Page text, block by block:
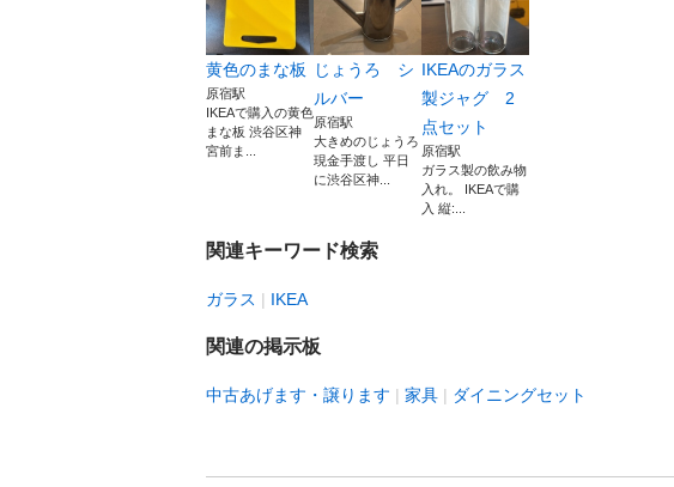
黄色のまな板
原宿駅
IKEAで購入の黄色
まな板 渋谷区神
宮前ま...
じょうろ シ
ルバー
原宿駅
大きめのじょうろ
現金手渡し 平日
に渋谷区神...
IKEAのガラス
製ジャグ 2
点セット
原宿駅
ガラス製の飲み物
入れ。 IKEAで購
入 縦:...
関連キーワード検索
ガラス IKEA
関連の掲示板
中古あげます・譲ります 家具 ダイニングセット